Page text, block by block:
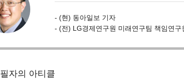
- (현) 동아일보 기자
- (전) LG경제연구원 미래연구팀 책임연구
필자의 아티클